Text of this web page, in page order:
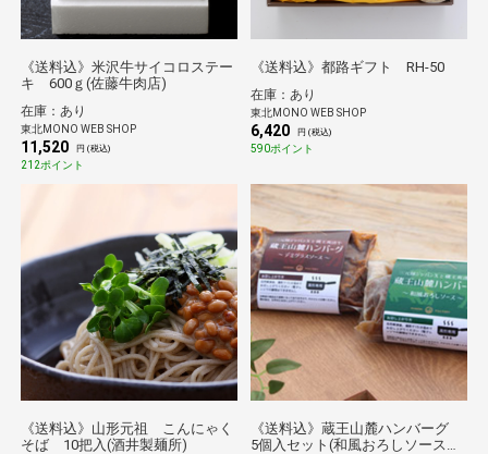
《送料込》米沢牛サイコロステー
キ 600ｇ(佐藤牛肉店)
在庫：あり
東北MONO WEB SHOP
11,520 円 (税込)
212ポイント
《送料込》都路ギフト RH-50
在庫：あり
東北MONO WEB SHOP
6,420 円 (税込)
590ポイント
《送料込》山形元祖 こんにゃく
そば 10把入(酒井製麺所)
《送料込》蔵王山麓ハンバーグ
5個入セット(和風おろしソース